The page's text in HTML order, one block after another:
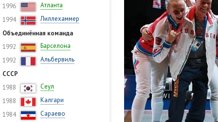
1996
Атланта
1994
Лиллехаммер
Объединённая команда
1992
Барселона
1992
Альбервиль
СССР
1988
Сеул
1988
Калгари
1984
Сараево